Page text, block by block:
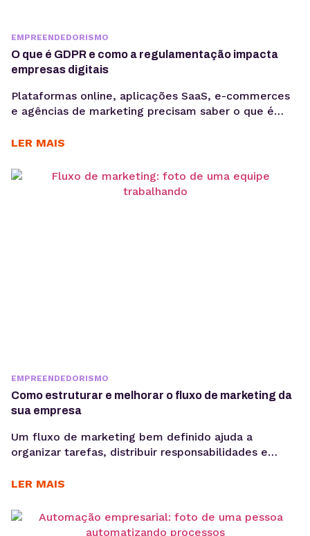
EMPREENDEDORISMO
O que é GDPR e como a regulamentação impacta
empresas digitais
Plataformas online, aplicações SaaS, e-commerces
e agências de marketing precisam saber o que é
sensíveis, o que aumenta a exposição a riscos
uma questão jurídica, mas uma camada crítica de
arquitetura, governança e gestão de risco. Em
LER MAIS
EMPREENDEDORISMO
Como estruturar e melhorar o fluxo de marketing da
sua empresa
Um fluxo de marketing bem definido ajuda a
organizar tarefas, distribuir responsabilidades e
consistente. E o uso de ferramentas como um
ao centralizar processos de planejamento,
aprovação e publicação. Para ter bons resultados
LER MAIS